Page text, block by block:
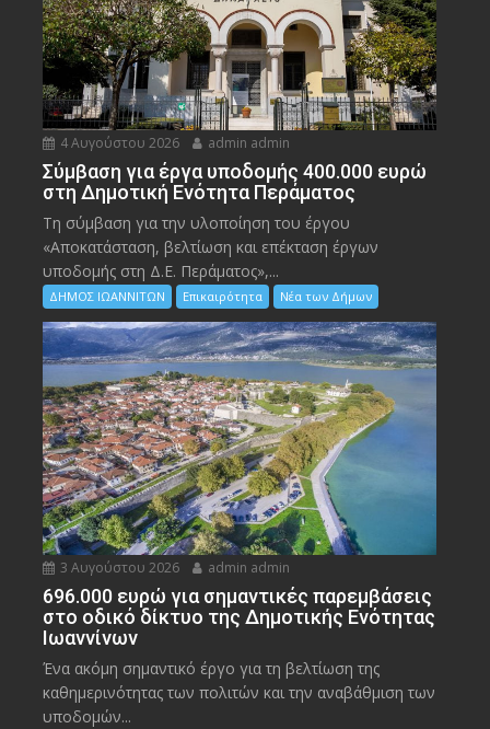
4 Αυγούστου 2026 admin admin
Σύμβαση για έργα υποδομής 400.000 ευρώ
στη Δημοτική Ενότητα Περάματος
Τη σύμβαση για την υλοποίηση του έργου
«Αποκατάσταση, βελτίωση και επέκταση έργων
υποδομής στη Δ.Ε. Περάματος»,...
ΔΗΜΟΣ ΙΩΑΝΝΙΤΩΝ Επικαιρότητα Νέα των Δήμων
3 Αυγούστου 2026 admin admin
696.000 ευρώ για σημαντικές παρεμβάσεις
στο οδικό δίκτυο της Δημοτικής Ενότητας
Ιωαννίνων
Ένα ακόμη σημαντικό έργο για τη βελτίωση της
καθημερινότητας των πολιτών και την αναβάθμιση των
υποδομών...